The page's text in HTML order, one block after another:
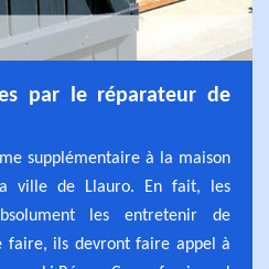
par le réparateur de
supplémentaire à la maison
ville de Llauro. En fait, les
les entretenir de
faire, ils devront faire appel à